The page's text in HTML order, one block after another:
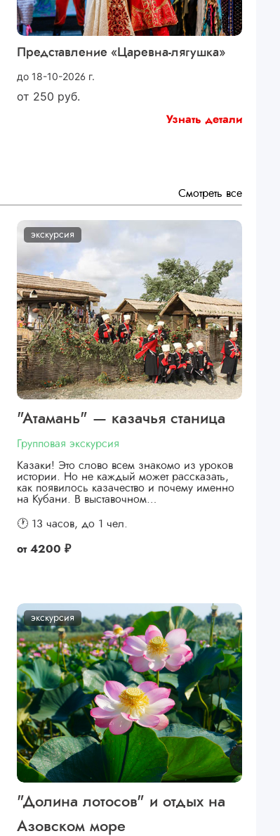
Представление «Царевна-лягушка»
до 18-10-2026 г.
от 250 руб.
Узнать детали
Смотреть все
экскурсия
"Атамань" — казачья станица
Групповая экскурсия
Казаки! Это слово всем знакомо из уроков
истории. Но не каждый может рассказать,
как появилось казачество и почему именно
на Кубани. В выставочном…
🕐 13 часов, до 1 чел.
от 4200 ₽
экскурсия
"Долина лотосов" и отдых на
Азовском море